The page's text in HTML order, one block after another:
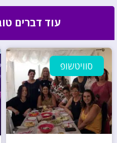
עוד דברים
סוויטשופ